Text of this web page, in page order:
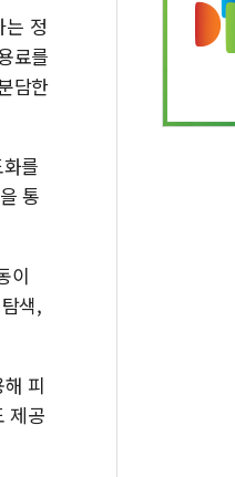
는 정
료를
담한
를
통
이
색,
피
제공